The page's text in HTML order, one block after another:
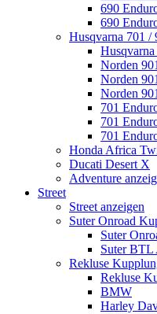
690
690
Husqvarna 701 /
Norden
Norden
Norden
701
701
701
Honda Africa
Ducati Desert X
Adventure
Street
Street anzeigen
Suter Onroad
Suter
Suter
Rekluse
Rekluse
BMW
Harley